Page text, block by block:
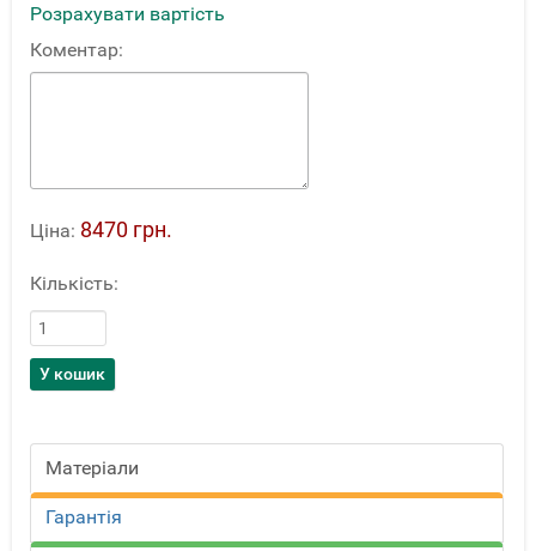
Розрахувати вартість
Коментар:
Ціна: 8470 грн.
Кількість:
Матеріали
Гарантія